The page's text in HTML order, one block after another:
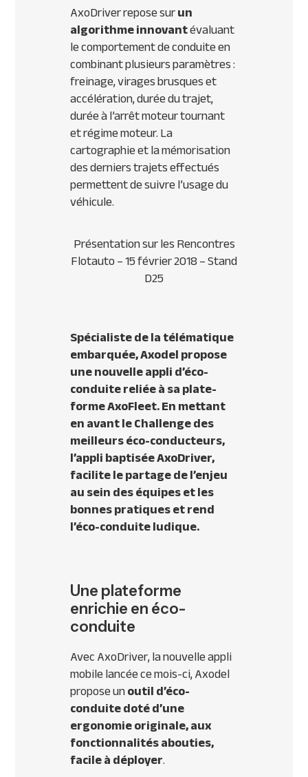
AxoDriver repose surun
algorithme innovantévaluant
le comportement de conduite en
combinant plusieurs paramètres :
freinage, virages brusques et
accélération, durée du trajet,
durée à l’arrêt moteur tournant
et régime moteur. La
cartographie et la mémorisation
des derniers trajets effectués
permettent de suivre l’usage du
véhicule.
Présentation sur les Rencontres
Flotauto – 15 février 2018 – Stand
D25
Spécialiste de la télématique
embarquée, Axodel propose
une nouvelle appli d’éco-
conduite reliée à sa plate-
forme AxoFleet.En mettant
en avant le Challenge des
meilleurs éco-conducteurs,
l’appli baptisée AxoDriver,
facilite le partage de l’enjeu
au sein des équipes et les
bonnes pratiques et rend
l’éco-conduite ludique.
Une plateforme
enrichie en éco-
conduite
Avec AxoDriver, la nouvelle appli
mobile lancée ce mois-ci, Axodel
propose unoutil d’éco-
conduite doté d’une
ergonomie originale, aux
fonctionnalités abouties,
facile à déployer.